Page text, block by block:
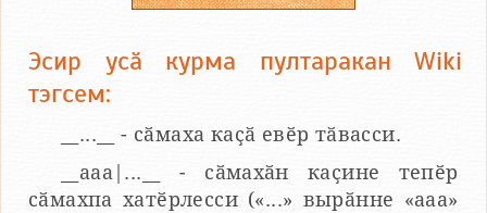
Эсир усӑ курма пултаракан Wiki
тэгсем:
__...__ - сӑмаха каҫӑ евӗр тӑвасси.
__aaa|...__ - сӑмахӑн каҫине тепӗр
сӑмахпа хатӗрлесси («...» вырӑнне «ааа»